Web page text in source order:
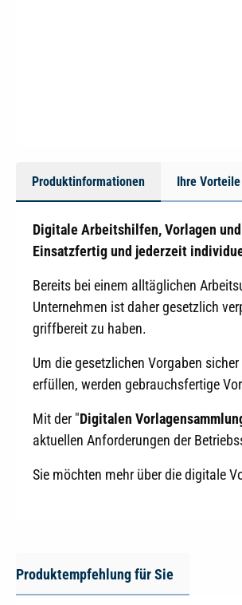
Produktinformationen Ihre Vorteile
Digitale Arbeitshilfen, Vorlagen
Einsatzfertig und jederzeit
Bereits bei einem alltäglichen
Unternehmen ist daher gesetzlich
griffbereit zu haben.
Um die gesetzlichen Vorgaben
erfüllen, werden gebrauchsfertige
Mit der "Digitalen
aktuellen Anforderungen der
Sie möchten mehr über die digitale
Produktempfehlung für Sie